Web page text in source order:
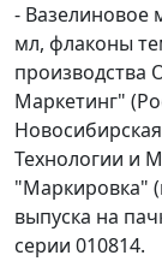
- Вазелиновое
мл, флаконы
производства
Маркетинг"
Технологии и
"Маркировка"
выпуска на
серии 010814.